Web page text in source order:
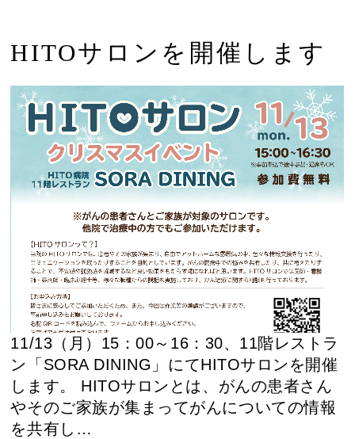
HITOサロンを開催します
11/13（月）15：00～16：30、11階レストラ
ン「SORA DINING」にてHITOサロンを開催
します。 HITOサロンとは、がんの患者さん
やそのご家族が集まってがんについての情報
を共有し…